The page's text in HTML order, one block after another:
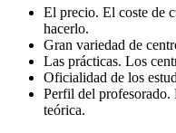
El precio. El coste de
hacerlo.
Gran variedad de
Las prácticas. Los
Oficialidad de los
Perfil del profesorado.
teórica.